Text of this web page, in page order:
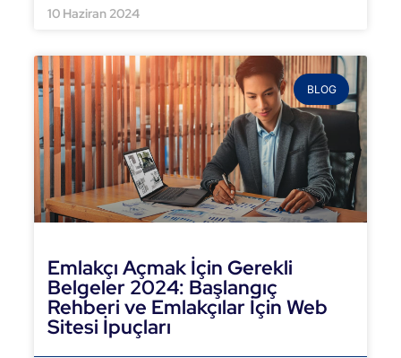
10 Haziran 2024
BLOG
Emlakçı Açmak İçin Gerekli
Belgeler 2024: Başlangıç
Rehberi ve Emlakçılar İçin Web
Sitesi İpuçları